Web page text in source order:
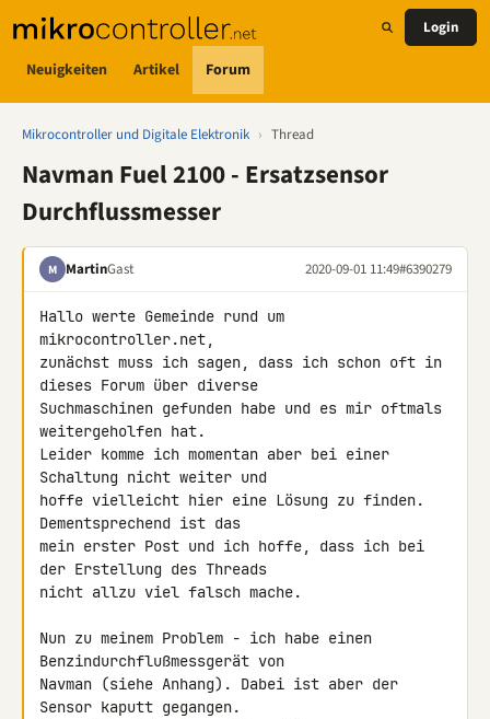
Neuigkeiten Artikel Forum
Login
Mikrocontroller und Digitale Elektronik › Thread
Navman Fuel 2100 - Ersatzsensor
Durchflussmesser
M MartinGast 2020-09-01 11:49#6390279
Hallo werte Gemeinde rund um
mikrocontroller.net,
zunächst muss ich sagen, dass ich schon oft in
dieses Forum über diverse
Suchmaschinen gefunden habe und es mir oftmals
weitergeholfen hat.
Leider komme ich momentan aber bei einer
Schaltung nicht weiter und
hoffe vielleicht hier eine Lösung zu finden.
Dementsprechend ist das
mein erster Post und ich hoffe, dass ich bei
der Erstellung des Threads
nicht allzu viel falsch mache.
Nun zu meinem Problem - ich habe einen
Benzindurchflußmessgerät von
Navman (siehe Anhang). Dabei ist aber der
Sensor kaputt gegangen.